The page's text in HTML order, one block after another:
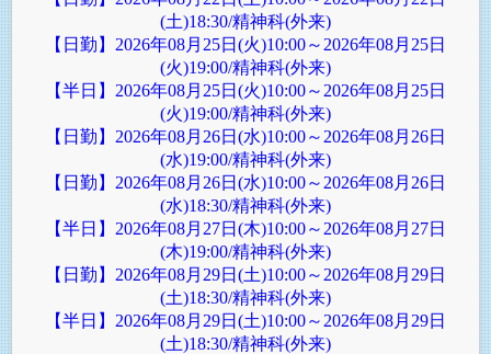
(土)18:30/精神科(外来)
【日勤】2026年08月25日(火)10:00～2026年08月25日
(火)19:00/精神科(外来)
【半日】2026年08月25日(火)10:00～2026年08月25日
(火)19:00/精神科(外来)
【日勤】2026年08月26日(水)10:00～2026年08月26日
(水)19:00/精神科(外来)
【日勤】2026年08月26日(水)10:00～2026年08月26日
(水)18:30/精神科(外来)
【半日】2026年08月27日(木)10:00～2026年08月27日
(木)19:00/精神科(外来)
【日勤】2026年08月29日(土)10:00～2026年08月29日
(土)18:30/精神科(外来)
【半日】2026年08月29日(土)10:00～2026年08月29日
(土)18:30/精神科(外来)